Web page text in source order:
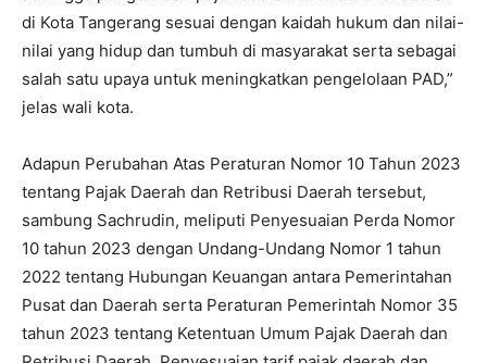
di Kota Tangerang sesuai dengan kaidah hukum dan nilai-
nilai yang hidup dan tumbuh di masyarakat serta sebagai
salah satu upaya untuk meningkatkan pengelolaan PAD,”
jelas wali kota.
Adapun Perubahan Atas Peraturan Nomor 10 Tahun 2023
tentang Pajak Daerah dan Retribusi Daerah tersebut,
sambung Sachrudin, meliputi Penyesuaian Perda Nomor
10 tahun 2023 dengan Undang-Undang Nomor 1 tahun
2022 tentang Hubungan Keuangan antara Pemerintahan
Pusat dan Daerah serta Peraturan Pemerintah Nomor 35
tahun 2023 tentang Ketentuan Umum Pajak Daerah dan